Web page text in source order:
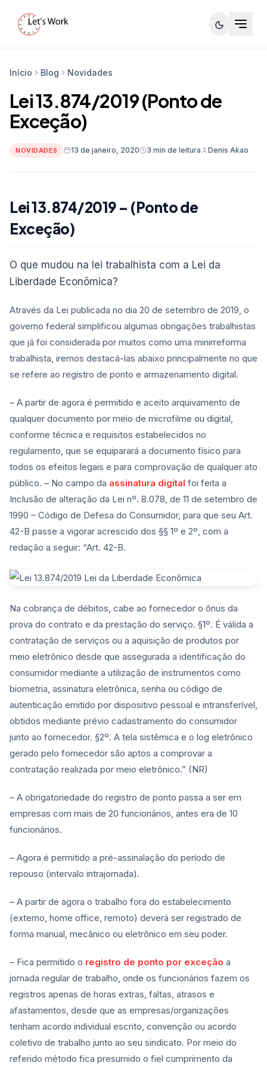
Início Blog Novidades
Lei 13.874/2019 (Ponto de
Exceção)
NOVIDADES 13 de janeiro, 2020 3 min de leitura Denis Akao
Lei 13.874/2019 – (Ponto de
Exceção)
O que mudou na lei trabalhista com a Lei da
Liberdade Econômica?
Através da Lei publicada no dia 20 de setembro de 2019, o
governo federal simplificou algumas obrigações trabalhistas
que já foi considerada por muitos como uma minirreforma
trabalhista, iremos destacá-las abaixo principalmente no que
se refere ao registro de ponto e armazenamento digital.
– A partir de agora é permitido e aceito arquivamento de
qualquer documento por meio de microfilme ou digital,
conforme técnica e requisitos estabelecidos no
regulamento, que se equiparará a documento físico para
todos os efeitos legais e para comprovação de qualquer ato
público. – No campo da assinatura digital foi feita a
Inclusão de alteração da Lei nº. 8.078, de 11 de setembro de
1990 – Código de Defesa do Consumidor, para que seu Art.
42-B passe a vigorar acrescido dos §§ 1º e 2º, com a
redação a seguir: “Art. 42-B.
Na cobrança de débitos, cabe ao fornecedor o ônus da
prova do contrato e da prestação do serviço. §1º. É válida a
contratação de serviços ou a aquisição de produtos por
meio eletrônico desde que assegurada a identificação do
consumidor mediante a utilização de instrumentos como
biometria, assinatura eletrônica, senha ou código de
autenticação emitido por dispositivo pessoal e intransferível,
obtidos mediante prévio cadastramento do consumidor
junto ao fornecedor. §2º. A tela sistêmica e o log eletrônico
gerado pelo fornecedor são aptos a comprovar a
contratação realizada por meio eletrônico.” (NR)
– A obrigatoriedade do registro de ponto passa a ser em
empresas com mais de 20 funcionários, antes era de 10
funcionários.
– Agora é permitido a pré-assinalação do período de
repouso (intervalo intrajornada).
– A partir de agora o trabalho fora do estabelecimento
(externo, home office, remoto) deverá ser registrado de
forma manual, mecânico ou eletrônico em seu poder.
– Fica permitido o registro de ponto por exceção a
jornada regular de trabalho, onde os funcionários fazem os
registros apenas de horas extras, faltas, atrasos e
afastamentos, desde que as empresas/organizações
tenham acordo individual escrito, convenção ou acordo
coletivo de trabalho junto ao seu sindicato. Por meio do
referido método fica presumido o fiel cumprimento da